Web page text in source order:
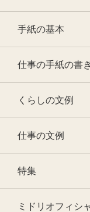
手紙の基本
仕事の手紙の書
くらしの文例
仕事の文例
特集
ミドリオフィシ